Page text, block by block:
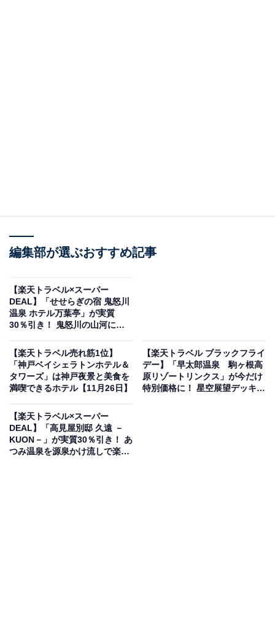
画像出典：楽天トラベル
すると、実質30％オフで宿泊可能です。
楽天トラベルでホテルを見る
編集部が選ぶおすすめ記事
【楽天トラベル×スーパー
DEAL】「せせらぎの宿 鬼怒川
温泉 ホテル万葉亭」が実質
30％引き！ 鬼怒川の山河に囲
【楽天トラベル売れ筋1位】
「神戸ベイシェラトンホテル＆
タワーズ」は神戸夜景と美食を
満喫できるホテル【11月26日】
【楽天トラベル ブラックフライ
デー】「早太郎温泉 駒ヶ根高
原リゾートリンクス」が今だけ
特別価格に！ 星空展望デッキで
【楽天トラベル×スーパー
DEAL】「高見屋別邸 久遠 －
KUON－」が実質30％引き！ あ
つみ温泉を源泉かけ流しで楽し